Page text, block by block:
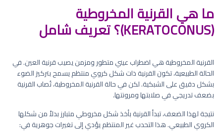
ما هي القرنية المخروطية
(KERATOCONUS)؟ تعريف شامل
القرنية المخروطية هي اضطراب عيني متطور ومزمن يصيب قرنية العين. في
الحالة الطبيعية، تكون القرنية ذات شكل كروي منتظم يسمح بتركيز الضوء
بشكل دقيق على الشبكية. لكن في حالة القرنية المخروطية، تُصاب القرنية
بضعف تدريجي في صلابتها ومرونتها.
نتيجة لهذا الضعف، تبدأ القرنية بأخذ شكل مخروطي متبارز بدلاً من شكلها
الكروي الطبيعي. هذا التحدب غير المنتظم يؤدي إلى تغيرات جوهرية في: